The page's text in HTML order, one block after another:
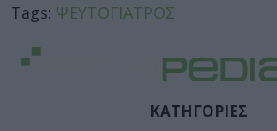
Tags: ΨΕΥΤΟΓΙΑΤΡΟΣ
ΚΑΤΗΓΟΡΙΕΣ